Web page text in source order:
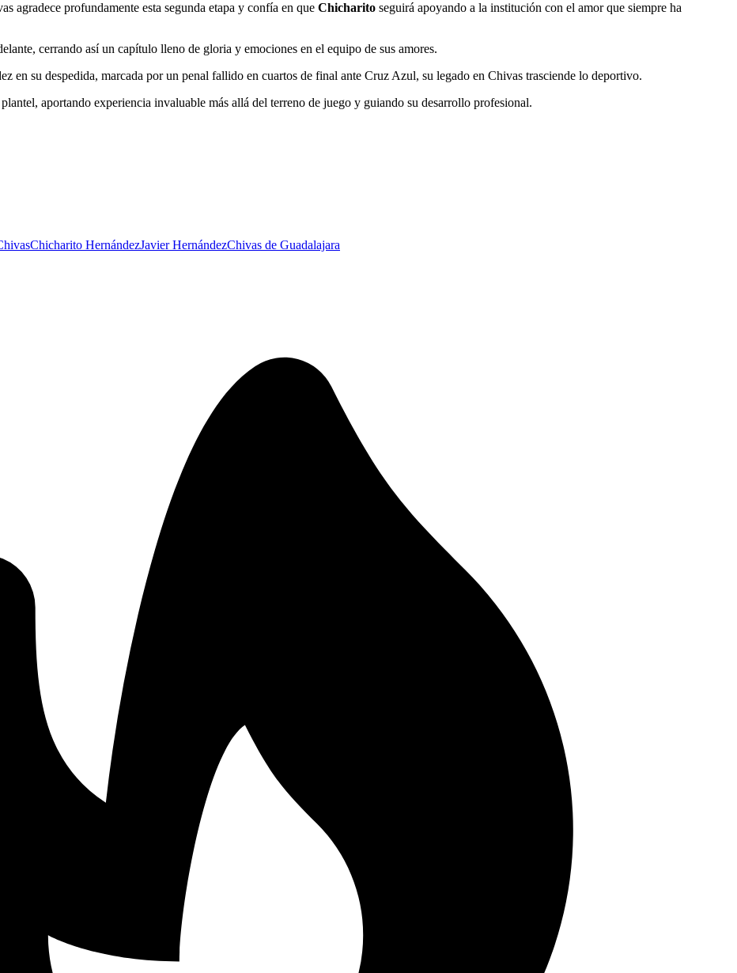
agradece profundamente esta segunda etapa y confía en que Chicharito seguirá apoyando a la institución con el amor que siempre ha
cerrando así un capítulo lleno de gloria y emociones en el equipo de sus amores.
en su despedida, marcada por un penal fallido en cuartos de final ante Cruz Azul, su legado en Chivas trasciende lo deportivo.
aportando experiencia invaluable más allá del terreno de juego y guiando su desarrollo profesional.
Chicharito HernándezJavier HernándezChivas de Guadalajara